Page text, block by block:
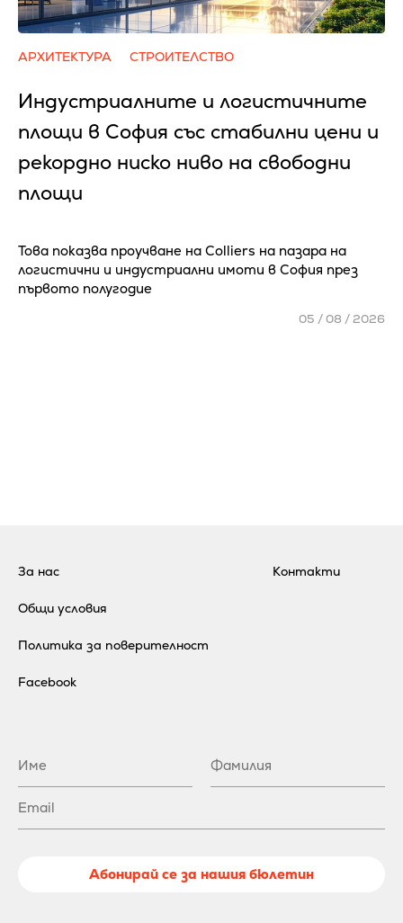
АРХИТЕКТУРА СТРОИТЕЛСТВО
Индустриалните и логистичните
площи в София със стабилни цени и
рекордно ниско ниво на свободни
площи
Това показва проучване на Colliers на пазара на
логистични и индустриални имоти в София през
първото полугодие
05 / 08 / 2026
За нас
Общи условия
Политика за поверителност
Контакти
Facebook
Абонирай се за нашия бюлетин